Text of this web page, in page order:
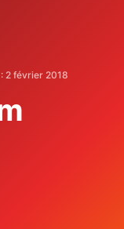
2 février 2018